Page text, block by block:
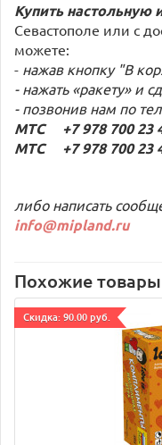
Купить
Севастополе или с
можете:
- нажав кнопку "В
- нажать «ракету» и
- позвонив нам по
МТС +7 978 700 23
МТС +7 978 700 23
либо написать
info@mipland.ru
Похожие товары
Cкидка: 90.00 руб.